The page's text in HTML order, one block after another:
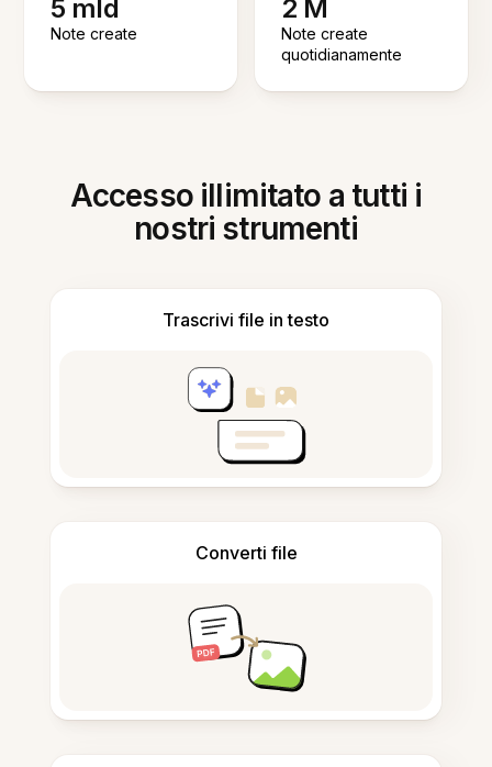
5 mld
Note create
2 M
Note create
quotidianamente
Accesso illimitato a tutti i
nostri strumenti
Trascrivi file in testo
Converti file